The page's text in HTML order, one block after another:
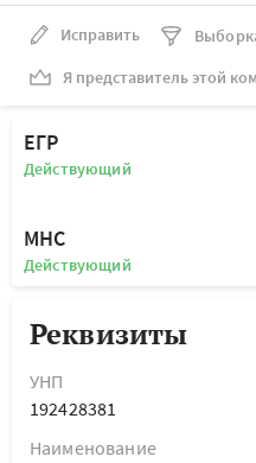
Франция
Швеция
Мальта
Исправить
Я представитель этой
ЕГР
Действующий
МНС
Действующий
Реквизиты
УНП
192428381
Наименование